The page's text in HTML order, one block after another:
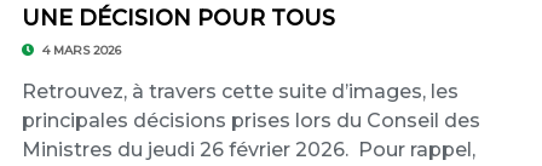
UNE DÉCISION POUR TOUS
4 MARS 2026
Retrouvez, à travers cette suite d’images, les
principales décisions prises lors du Conseil des
Ministres du jeudi 26 février 2026. Pour rappel,